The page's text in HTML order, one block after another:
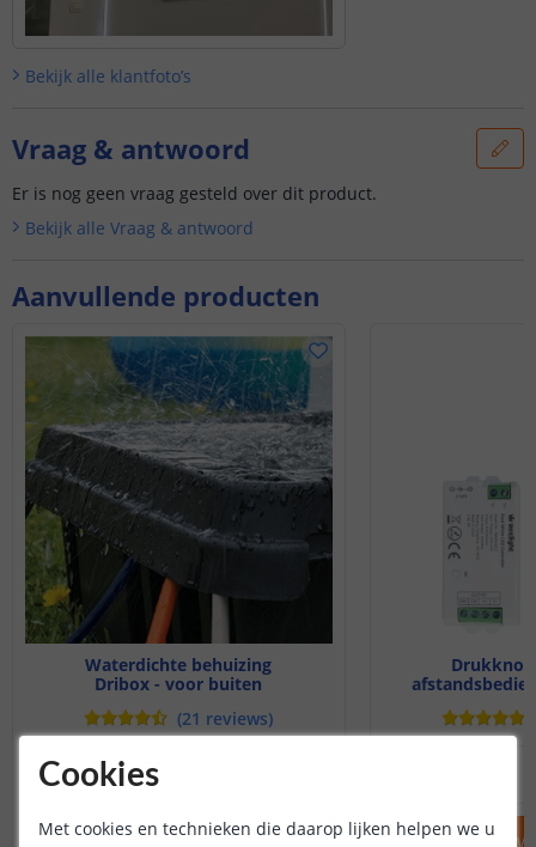
Aanvullende producten
Waterdichte behuizing
Dribox - voor buiten
(21 reviews)
OP VOORRAAD
Drukknop
Bekijk alle klantfoto’s
Vraag & antwoord
Er is nog geen vraag gesteld over dit product.
Bekijk alle Vraag & antwoord
Cookies
Met cookies en technieken die daarop lijken helpen we u